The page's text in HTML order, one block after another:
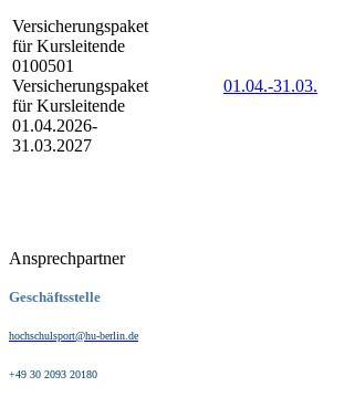
Versicherungspaket
für Kursleitende
0100501
Versicherungspaket
für Kursleitende
01.04.2026-
31.03.2027
01.04.-31.03.
Ansprechpartner
Geschäftsstelle
hochschulsport@hu-berlin.de
+49 30 2093 20180